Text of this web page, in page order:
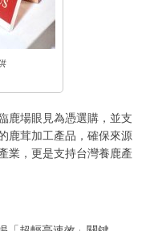
鹿場眼見為憑選購，並支
鹿茸加工產品，確保來源
業，更是支持台灣養鹿產